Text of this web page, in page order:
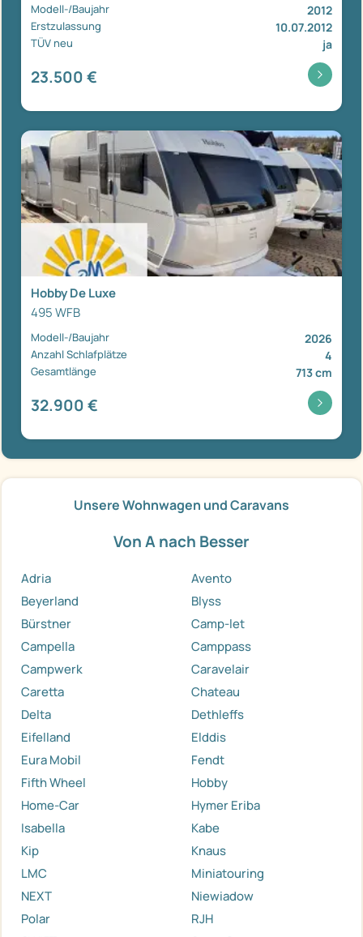
Modell-/Baujahr 2012
Erstzulassung 10.07.2012
TÜV neu ja
23.500 €
Hobby De Luxe
495 WFB
Modell-/Baujahr 2026
Anzahl Schlafplätze 4
Gesamtlänge 713 cm
32.900 €
Unsere Wohnwagen und Caravans
Von A nach Besser
Adria
Avento
Beyerland
Blyss
Bürstner
Camp-let
Campella
Camppass
Campwerk
Caravelair
Caretta
Chateau
Delta
Dethleffs
Eifelland
Elddis
Eura Mobil
Fendt
Fifth Wheel
Hobby
Home-Car
Hymer Eriba
Isabella
Kabe
Kip
Knaus
LMC
Miniatouring
NEXT
Niewiadow
Polar
RJH